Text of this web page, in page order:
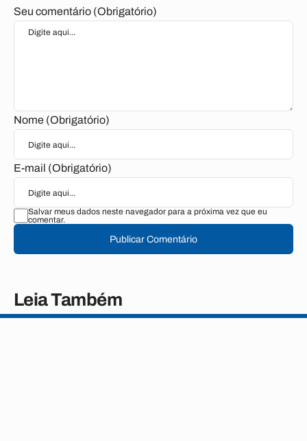
Seu comentário (Obrigatório)
Nome (Obrigatório)
E-mail (Obrigatório)
Salvar meus dados neste navegador para a próxima vez que eu
comentar.
Publicar Comentário
Leia Também